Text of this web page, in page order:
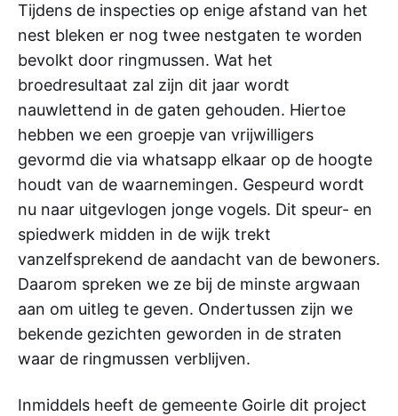
Tijdens de inspecties op enige afstand van het
nest bleken er nog twee nestgaten te worden
bevolkt door ringmussen. Wat het
broedresultaat zal zijn dit jaar wordt
nauwlettend in de gaten gehouden. Hiertoe
hebben we een groepje van vrijwilligers
gevormd die via whatsapp elkaar op de hoogte
houdt van de waarnemingen. Gespeurd wordt
nu naar uitgevlogen jonge vogels. Dit speur- en
spiedwerk midden in de wijk trekt
vanzelfsprekend de aandacht van de bewoners.
Daarom spreken we ze bij de minste argwaan
aan om uitleg te geven. Ondertussen zijn we
bekende gezichten geworden in de straten
waar de ringmussen verblijven.
Inmiddels heeft de gemeente Goirle dit project